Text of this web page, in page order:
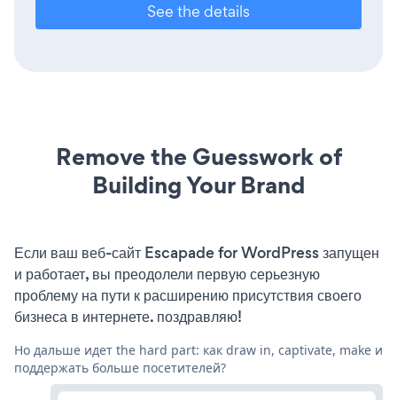
See the details
Remove the Guesswork of
Building Your Brand
Если ваш веб-сайт Escapade for WordPress запущен
и работает, вы преодолели первую серьезную
проблему на пути к расширению присутствия своего
бизнеса в интернете. поздравляю!
Но дальше идет the hard part: как draw in, captivate, make и
поддержать больше посетителей?